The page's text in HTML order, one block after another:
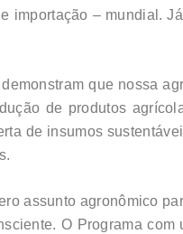
importação – mundial.
que nossa
de produtos
de insumos
assunto agronômico
O Programa